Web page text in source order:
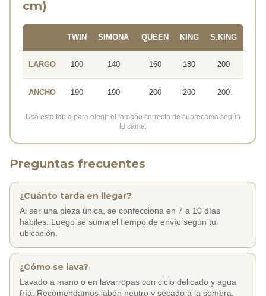
cm)
TWIN SIMONA QUEEN KING S.KING
LARGO 100 140 160 180 200
ANCHO 190 190 200 200 200
Usá esta tabla para elegir el tamaño correcto de cubrecama según
tu cama.
Preguntas frecuentes
¿Cuánto tarda en llegar?
Al ser una pieza única, se confecciona en 7 a 10 días
hábiles. Luego se suma el tiempo de envío según tu
ubicación.
¿Cómo se lava?
Lavado a mano o en lavarropas con ciclo delicado y agua
fría. Recomendamos jabón neutro y secado a la sombra.